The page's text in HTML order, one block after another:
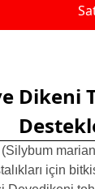
Dikeni
için